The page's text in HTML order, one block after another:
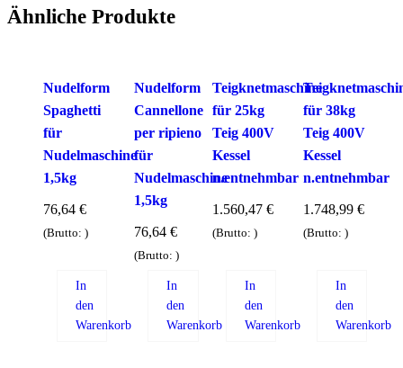
Ähnliche Produkte
Nudelform
Spaghetti
für
Nudelmaschine
1,5kg
76,64 €
(Brutto: )
In
den
Warenkorb
Nudelform
Cannellone
per ripieno
für
Nudelmaschine
1,5kg
76,64€
(Brutto:)
In
den
Warenkorb
Teigknetmaschine
für 25kg
Teig 400V
Kessel
n.entnehmbar
1.560,47 €
(Brutto: )
In
den
Warenkorb
für 38kg
Teig 400V
Kessel
n.entnehmbar
1.748,99€
(Brutto:)
In
den
Warenkorb